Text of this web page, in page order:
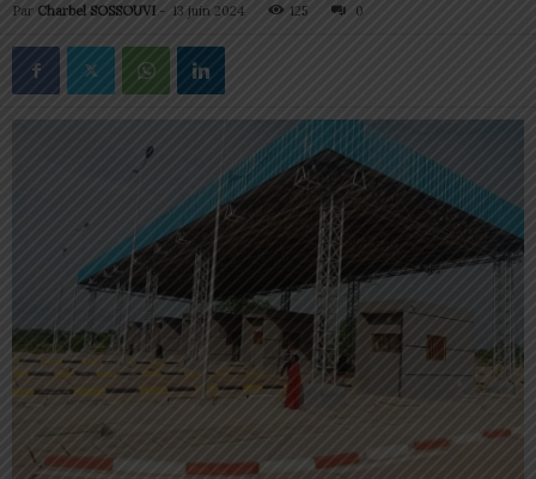
Par Charbel SOSSOUVI - 13 juin 2024 125 0